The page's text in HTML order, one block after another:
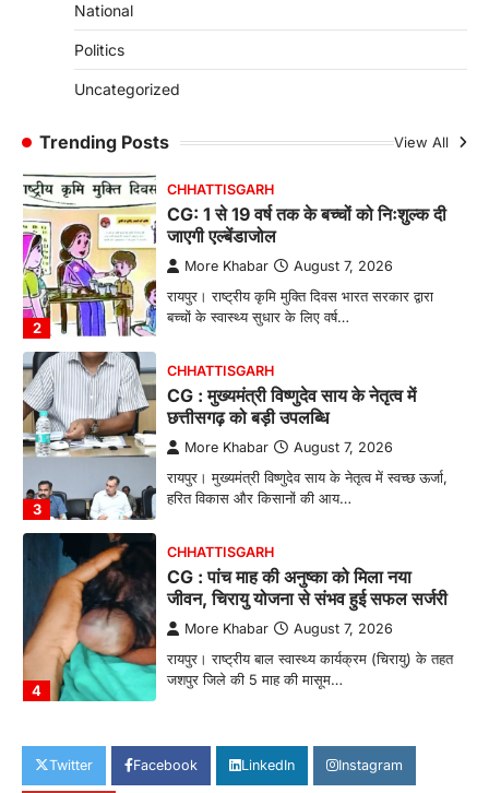
National
Politics
Uncategorized
Trending Posts View All
CG: छिपली की दीदियों का कमाल, बकरी
बनाने की दिशा में जिले के नगरी…
2
CHHATTISGARH
CG: 1 से 19 वर्ष तक के बच्चों को निःशुल्क दी
जाएगी एल्बेंडाजोल
More Khabar August 7, 2026
रायपुर। राष्ट्रीय कृमि मुक्ति दिवस भारत सरकार द्वारा
बच्चों के स्वास्थ्य सुधार के लिए वर्ष…
3
CHHATTISGARH
CG : मुख्यमंत्री विष्णुदेव साय के नेतृत्व में
छत्तीसगढ़ को बड़ी उपलब्धि
More Khabar August 7, 2026
रायपुर। मुख्यमंत्री विष्णुदेव साय के नेतृत्व में स्वच्छ ऊर्जा,
हरित विकास और किसानों की आय…
4
CHHATTISGARH
CG : पांच माह की अनुष्का को मिला नया
जीवन, चिरायु योजना से संभव हुई सफल सर्जरी
More Khabar August 7, 2026
रायपुर। राष्ट्रीय बाल स्वास्थ्य कार्यक्रम (चिरायु) के तहत
जशपुर जिले की 5 माह की मासूम…
CG: छिपली की दीदियों का कमाल, बकरी
पालन से बढ़ी आय और मजबूत हुआ आत्मविश्वास
Twitter Facebook LinkedIn Instagram